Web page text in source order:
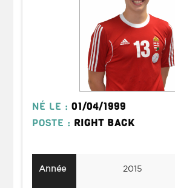
NÉ LE :01/04/1999
POSTE : RIGHT BACK
Année 2015